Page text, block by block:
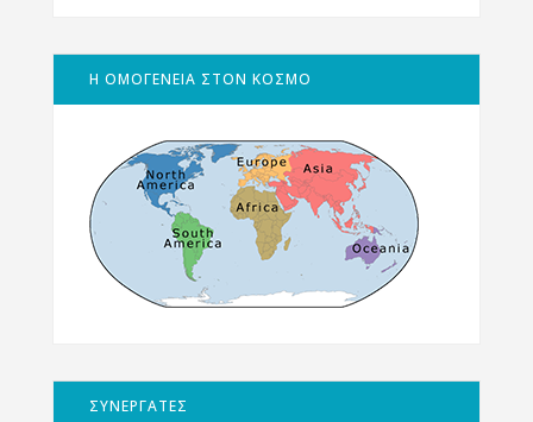
Η ΟΜΟΓΕΝΕΙΑ ΣΤΟΝ ΚΟΣΜΟ
ΣΥΝΕΡΓΑΤΕΣ